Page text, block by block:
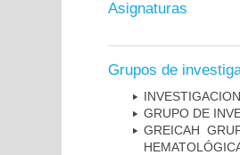
Asignaturas
Grupos de
GRUPO DE
GREICAH